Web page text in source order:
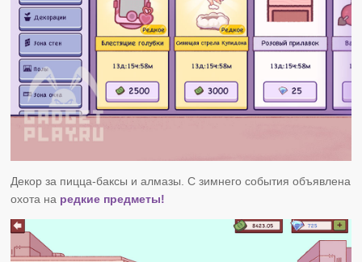
Декор за пицца-баксы и алмазы. С зимнего события объявлена
охота на редкие предметы!